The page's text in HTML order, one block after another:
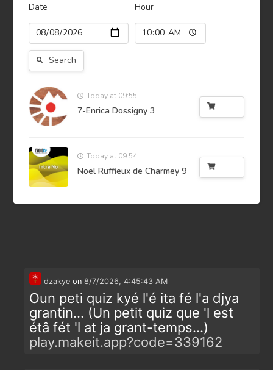
Date Hour
Search
Today at 09:55
7-Enrica Dossigny 3
Today at 09:54
Noël Ruffieux de Charmey 9
dzakye on 8/7/2026, 4:45:43 AM
Oun peti quiz kyé l'é ita fé l'a djya
grantin... (Un petit quiz que 'l est
étâ fét 'l at ja grant-temps...)
play.makeit.app?code=339162